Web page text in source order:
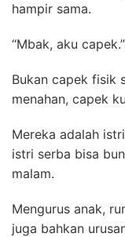
hampir sama.
“Mbak, aku capek.”
Bukan capek fisik
menahan, capek
Mereka adalah
istri serba bisa
malam.
Mengurus anak,
juga bahkan